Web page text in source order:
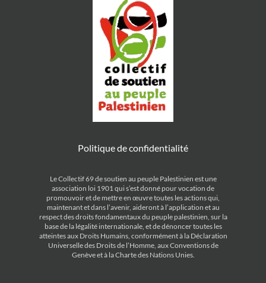
Politique de confidentialité
Le Collectif 69 de soutien au peuple Palestinien est une
association loi 1901 qui s’est donné pour vocation de
promouvoir et de mettre en œuvre toutes les actions qui,
maintenant et dans l’avenir, aideront à l’application et au
respect des droits fondamentaux du peuple palestinien, sur la
base de la légalité internationale, et de dénoncer toutes les
atteintes aux Droits Humains, conformément à la Déclaration
Universelle des Droits de l’Homme, aux Conventions de
Genève et à la Charte des Nations Unies.